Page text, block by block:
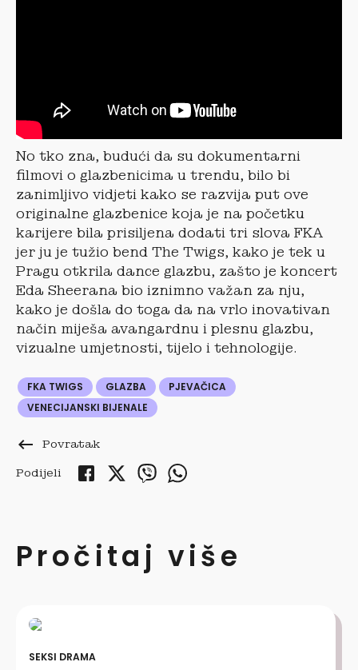
No tko zna, budući da su dokumentarni
filmovi o glazbenicima u trendu, bilo bi
zanimljivo vidjeti kako se razvija put ove
originalne glazbenice koja je na početku
karijere bila prisiljena dodati tri slova FKA
jer ju je tužio bend The Twigs, kako je tek u
Pragu otkrila dance glazbu, zašto je koncert
Eda Sheerana bio iznimno važan za nju,
kako je došla do toga da na vrlo inovativan
način miješa avangardnu i plesnu glazbu,
vizualne umjetnosti, tijelo i tehnologije.
FKA TWIGS GLAZBA
PJEVAČICA
VENECIJANSKI BIJENALE
keyboard_backspace Povratak
Podijeli
Pročitaj više
SEKSI DRAMA